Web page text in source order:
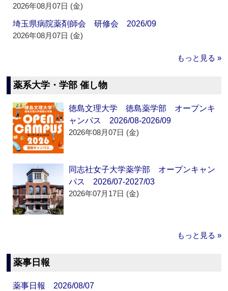
2026年08月07日 (金)
埼玉県病院薬剤師会 研修会 2026/09
2026年08月07日 (金)
もっと見る »
薬系大学・学部 催し物
徳島文理大学 徳島薬学部 オープンキ
ャンパス 2026/08-2026/09
2026年08月07日 (金)
同志社女子大学薬学部 オープンキャン
パス 2026/07-2027/03
2026年07月17日 (金)
もっと見る »
薬事日報
薬事日報 2026/08/07